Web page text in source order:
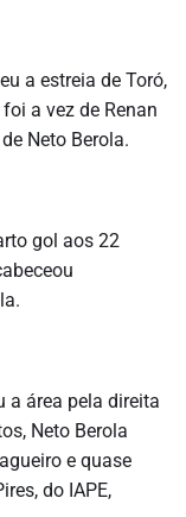
a estreia de Toró,
a vez de Renan
Neto Berola.
gol aos 22
a área pela direita
Neto Berola
e quase
do IAPE,